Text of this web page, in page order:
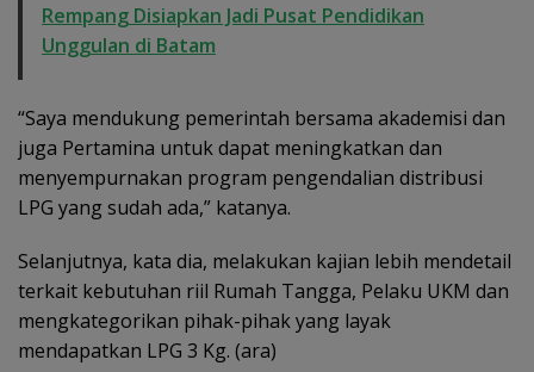
Rempang Disiapkan Jadi Pusat Pendidikan
Unggulan di Batam
“Saya mendukung pemerintah bersama akademisi dan
juga Pertamina untuk dapat meningkatkan dan
menyempurnakan program pengendalian distribusi
LPG yang sudah ada,” katanya.
Selanjutnya, kata dia, melakukan kajian lebih mendetail
terkait kebutuhan riil Rumah Tangga, Pelaku UKM dan
mengkategorikan pihak-pihak yang layak
mendapatkan LPG 3 Kg. (ara)